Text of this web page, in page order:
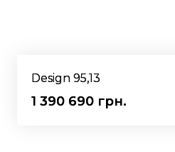
Design 95,13
1 390 690 грн.